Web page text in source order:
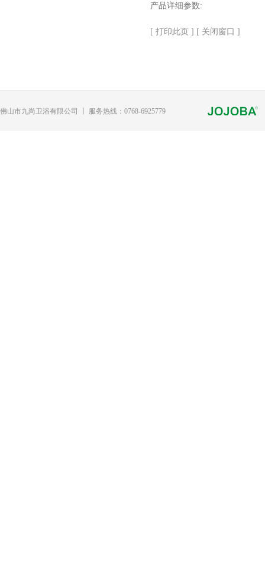
产品详细参数:
[ 打印此页 ] [ 关闭窗口 ]
佛山市九尚卫浴有限公司 丨 服务热线：0768-6925779